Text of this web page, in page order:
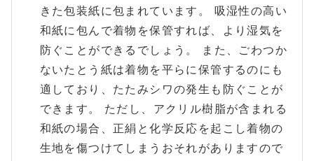
きた包装紙に包まれています。 吸湿性の高い
和紙に包んで着物を保管すれば、より湿気を
防ぐことができるでしょう。 また、ごわつか
ないたとう紙は着物を平らに保管するのにも
適しており、たたみシワの発生も防ぐことが
できます。 ただし、アクリル樹脂が含まれる
和紙の場合、正絹と化学反応を起こし着物の
生地を傷つけてしまうおそれがありますので